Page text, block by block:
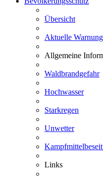
Übersicht
Aktuelle
Allgemeine
Waldbrandgefahr
Hochwasser
Starkregen
Unwetter
Links